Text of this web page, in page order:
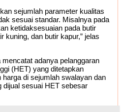
sejumlah parameter kualitas
sesuai standar. Misalnya pada
ketidaksesuaian pada butir
kuning, dan butir kapur,” jelas
adanya pelanggaran
(HET) yang ditetapkan
di sejumlah swalayan dan
dijual sesuai HET sebesar